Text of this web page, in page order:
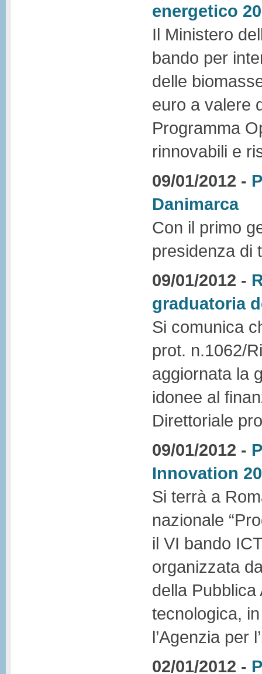
energetico
Il Ministero
bando per
delle
euro a valere
Programma
rinnovabili e
09/01/2012 -
Danimarca
Con il primo
presidenza di
09/01/2012 -
graduatoria
Si comunica
prot. n.1062/
aggiornata la
idonee al
Direttoriale
09/01/2012 -
Innovation
Si terrà a
nazionale
il VI bando
organizzata
della Pubblica
tecnologica,
l’Agenzia per
02/01/2012 -